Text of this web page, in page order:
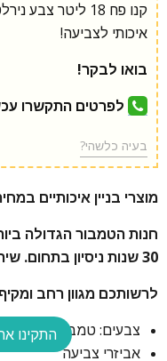
קנו פח 18 ליטר
איכותי לצביעה!
בואו לבקר!
לפרטים התקשרו
בעיה כלשהי?
מוצרי בניין איכותיים
חנות הטמבור הגדולה
30 שנות ניסיון בתחום. שירות חם, אמין ומקצועי.
לרשותכם מגוון רחב
צבעים: טמבור, נירלט,
אביזרי צביעה
התקינו